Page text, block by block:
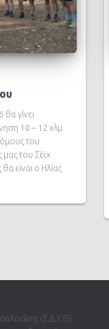
γίνει
10 – 12 χλμ
του
του Σέϊχ
είναι ο Ηλίας
(Σ.Δ.Υ.Θ)